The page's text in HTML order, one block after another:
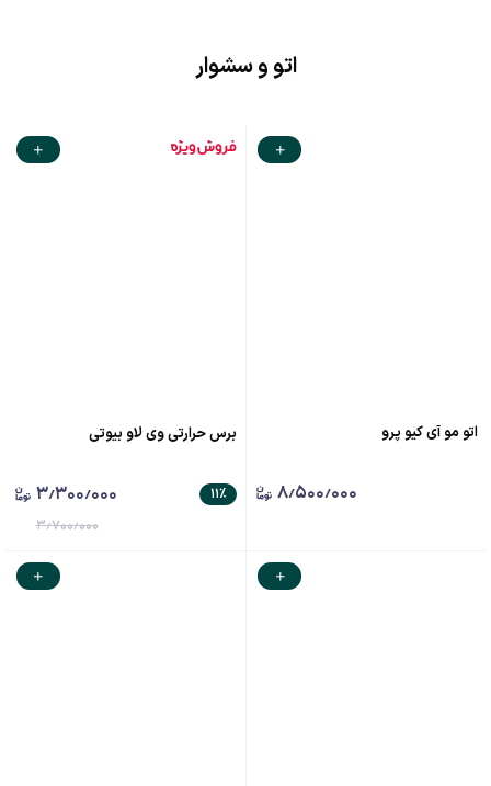
اتو و سشوار
اتو مو آی کیو پرو
۸٫۵۰۰٫۰۰۰
برس حرارتی وی لاو بیوتی
۱۱٪ ۳٫۳۰۰٫۰۰۰
۳٫۷۰۰٫۰۰۰